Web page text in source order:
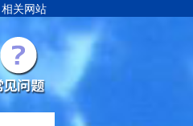
相关网站